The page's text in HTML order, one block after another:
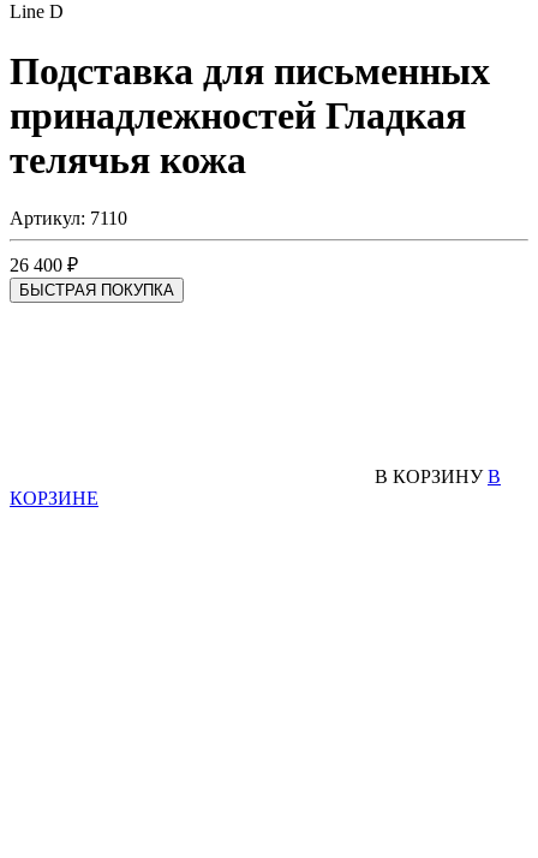
Line D
Подставка для письменных
принадлежностей Гладкая
телячья кожа
Артикул: 7110
26 400 ₽
БЫСТРАЯ ПОКУПКА
В КОРЗИНУ В
КОРЗИНЕ